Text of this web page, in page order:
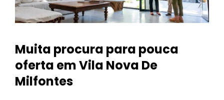
Muita procura para pouca
oferta em Vila Nova De
Milfontes